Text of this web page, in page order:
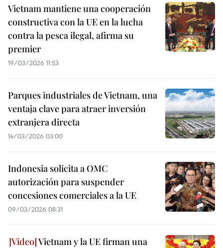
Vietnam mantiene una cooperación
constructiva con la UE en la lucha
contra la pesca ilegal, afirma su
premier
19/03/2026 11:53
Parques industriales de Vietnam, una
ventaja clave para atraer inversión
extranjera directa
14/03/2026 03:00
Indonesia solicita a OMC
autorización para suspender
concesiones comerciales a la UE
09/03/2026 08:31
Vietnam y la UE firman una